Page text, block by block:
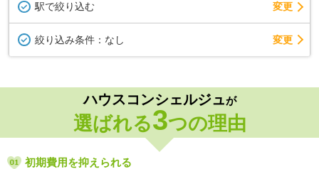
駅で絞り込む 変更
絞り込み条件： なし 変更
ハウスコンシェルジュが
選ばれる3つの理由
初期費用を抑えられる